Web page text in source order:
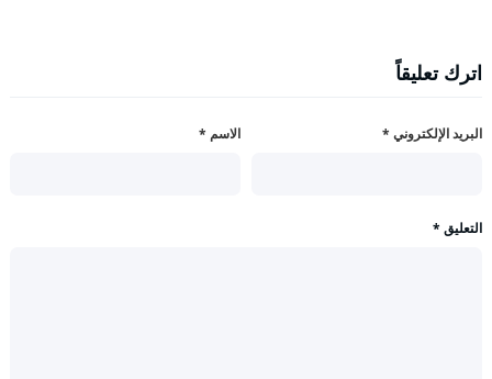
اترك تعليقاً
الاسم * البريد الإلكتروني *
التعليق *